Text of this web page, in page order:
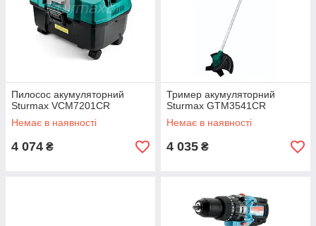
Пилосос акумуляторний
Sturmax VCM7201CR
Немає в наявності
4 074 ₴
Тример акумуляторний
Sturmax GTM3541CR
Немає в наявності
4 035 ₴